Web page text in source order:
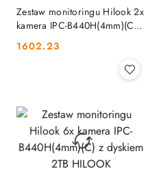
Zestaw monitoringu Hilook 2x
kamera IPC-B440H(4mm)(C) z
Cena:
1602.23